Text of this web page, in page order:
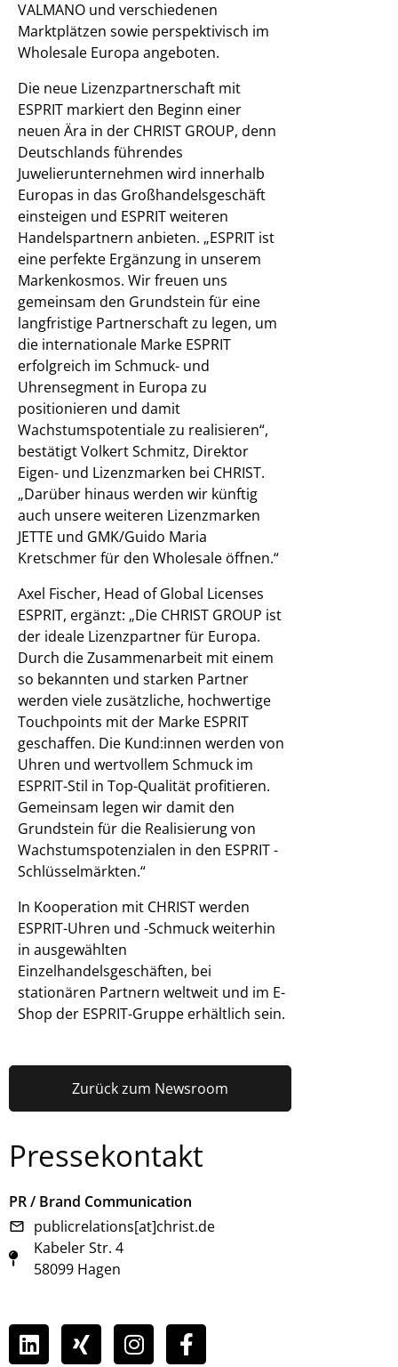
VALMANO und verschiedenen
Marktplätzen sowie perspektivisch im
Wholesale Europa angeboten.
Die neue Lizenzpartnerschaft mit
ESPRIT markiert den Beginn einer
neuen Ära in der CHRIST GROUP, denn
Deutschlands führendes
Juwelierunternehmen wird innerhalb
Europas in das Großhandelsgeschäft
einsteigen und ESPRIT weiteren
Handelspartnern anbieten. „ESPRIT ist
eine perfekte Ergänzung in unserem
Markenkosmos. Wir freuen uns
gemeinsam den Grundstein für eine
langfristige Partnerschaft zu legen, um
die internationale Marke ESPRIT
erfolgreich im Schmuck- und
Uhrensegment in Europa zu
positionieren und damit
Wachstumspotentiale zu realisieren“,
bestätigt Volkert Schmitz, Direktor
Eigen- und Lizenzmarken bei CHRIST.
„Darüber hinaus werden wir künftig
auch unsere weiteren Lizenzmarken
JETTE und GMK/Guido Maria
Kretschmer für den Wholesale öffnen.“
Axel Fischer, Head of Global Licenses
ESPRIT, ergänzt: „Die CHRIST GROUP ist
der ideale Lizenzpartner für Europa.
Durch die Zusammenarbeit mit einem
so bekannten und starken Partner
werden viele zusätzliche, hochwertige
Touchpoints mit der Marke ESPRIT
geschaffen. Die Kund:innen werden von
Uhren und wertvollem Schmuck im
ESPRIT-Stil in Top-Qualität profitieren.
Gemeinsam legen wir damit den
Grundstein für die Realisierung von
Wachstumspotenzialen in den ESPRIT -
Schlüsselmärkten.“
In Kooperation mit CHRIST werden
ESPRIT-Uhren und -Schmuck weiterhin
in ausgewählten
Einzelhandelsgeschäften, bei
stationären Partnern weltweit und im E-
Shop der ESPRIT-Gruppe erhältlich sein.
Zurück zum Newsroom
Pressekontakt
PR / Brand Communication
publicrelations[at]christ.de
Kabeler Str. 4
58099 Hagen